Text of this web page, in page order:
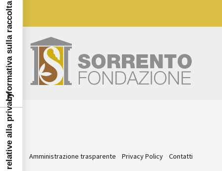
Amministrazione trasparente Privacy Policy
Contatti
Informativa sulla raccolta